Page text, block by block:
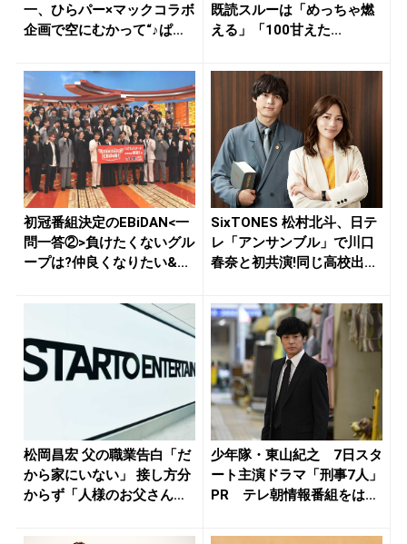
一、ひらパー×マックコラボ
企画で空にむかって“♪ぱっ
既読スルーは「めっちゃ燃
える」「100甘えた...
初冠番組決定のEBiDAN<一
問一答②>負けたくないグル
ープは?仲良くなりたい&...
SixTONES 松村北斗、日テ
レ「アンサンブル」で川口
春奈と初共演!同じ高校出...
松岡昌宏 父の職業告白「だ
から家にいない」 接し方分
からず「人様のお父さんが
少年隊・東山紀之 7日スタ
ート主演ドラマ「刑事7人」
PR テレ朝情報番組をはし